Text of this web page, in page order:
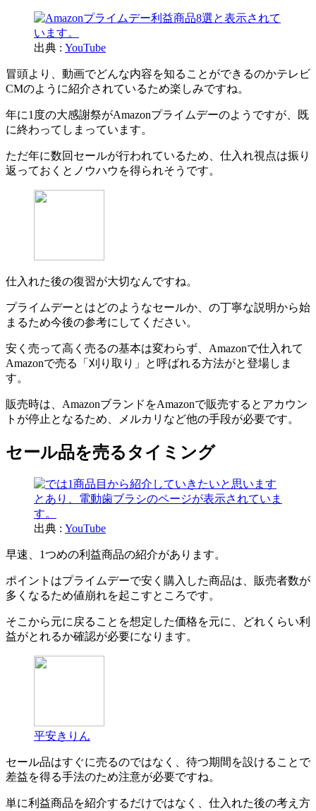
出典 : YouTube
冒頭より、動画でどんな内容を知ることができるのかテレビ
CMのように紹介されているため楽しみですね。
年に1度の大感謝祭がAmazonプライムデーのようですが、既
に終わってしまっています。
ただ年に数回セールが行われているため、仕入れ視点は振り
返っておくとノウハウを得られそうです。
仕入れた後の復習が大切なんですね。
プライムデーとはどのようなセールか、の丁寧な説明から始
まるため今後の参考にしてください。
安く売って高く売るの基本は変わらず、Amazonで仕入れて
Amazonで売る「刈り取り」と呼ばれる方法がと登場しま
す。
販売時は、AmazonブランドをAmazonで販売するとアカウン
トが停止となるため、メルカリなど他の手段が必要です。
セール品を売るタイミング
出典 : YouTube
早速、1つめの利益商品の紹介があります。
ポイントはプライムデーで安く購入した商品は、販売者数が
多くなるため値崩れを起こすところです。
そこから元に戻ることを想定した価格を元に、どれくらい利
益がとれるか確認が必要になります。
平安きりん
セール品はすぐに売るのではなく、待つ期間を設けることで
差益を得る手法のため注意が必要ですね。
単に利益商品を紹介するだけではなく、仕入れた後の考え方